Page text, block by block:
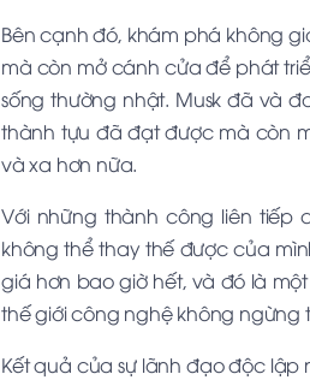
Bên cạnh đó, khám phá không
mà còn mở cánh cửa để phát
sống thường nhật. Musk đã và
thành tựu đã đạt được mà còn
và xa hơn nữa.
Với những thành công liên tiếp
không thể thay thế được của
giá hơn bao giờ hết, và đó là
thế giới công nghệ không ngừng
Kết quả của sự lãnh đạo độc